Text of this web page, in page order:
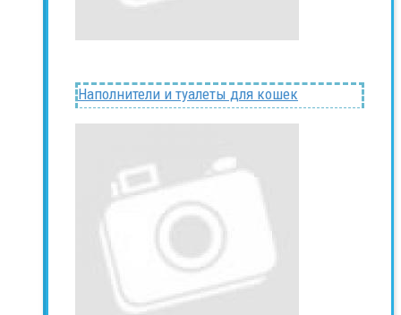
Наполнители и туалеты для кошек